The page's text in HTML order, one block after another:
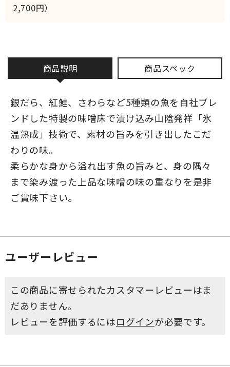
商品説明 商品スペック
銀だら、紅鮭、さわらなど5種類の魚を自社ブレ
ンドした特製の味噌床で漬け込み山陰発祥「氷
温熟成」技術で、素材の旨みを引き出したこだ
わりの味。
柔らかな身から溢れ出す魚の旨みと、身の隅々
まで染み渡った上品な味噌の味の重なりを是非
ご賞味下さい。
2,700円）
ユーザーレビュー
この商品に寄せられたカスタマーレビューはま
だありません。
レビューを評価するにはログインが必要です。